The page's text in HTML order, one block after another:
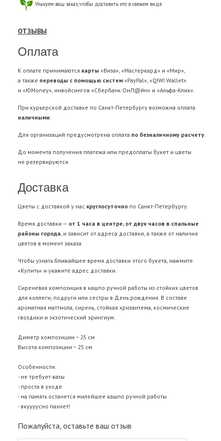
Упакуем ваш заказ, чтобы доставить его в свежем виде
ОТЗЫВЫ
Оплата
К оплате принимаются карты «Виза», «Мастеркард» и «Мир»,
а также переводы с помощью систем «PayPal», «QIWI Wallet»
и «ЮMoney», инвойсингов «Сбербанк ОнЛ@йн» и «Альфа-Клик».
При курьерской доставке по Санкт-Петербургу возможна оплата
наличными.
Для организаций предусмотрена оплата по безналичному расчету.
До момента получения платежа или предоплаты букет и цветы
не резервируются.
Доставка
Цветы с доставкой у нас круглосуточно по Санкт-Петербургу.
Время доставки — от 1 часа в центре, от двух часов в спальные
районы города, и зависит от адреса доставки, а также от наличия
цветов в момент заказа.
Чтобы узнать ближайшее время доставки этого букета, нажмите
«Купить» и укажите адрес доставки.
Сиреневая композиция в кашпо ручной работы из стойких цветов
для коллеги, подруги или сестры в День рождения. В составе
ароматная маттиола, сирень, стойкая хризантема, космические
гвоздики и экзотический эрингиум.
Диметр композиции ~ 25 см
Высота композиции ~ 25 см
Особенности:
- не требует вазы
- проста в уходе
- на память останется милейшее кашпо ручной работы
- вкуууусно пахнет!
Пожалуйста, оставьте ваш отзыв